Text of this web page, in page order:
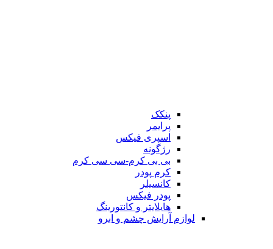
پنکک
پرایمر
اسپری فیکس
رژگونه
بی بی کرم-سی سی کرم
کرم پودر
کانسیلر
پودر فیکس
هایلایتر و کانتورینگ
لوازم آرایش چشم و ابرو